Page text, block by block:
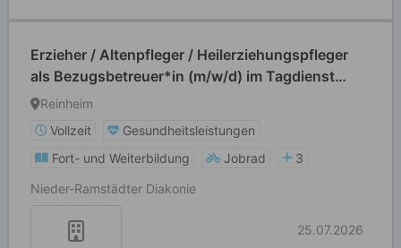
Erzieher / Altenpfleger / Heilerziehungspfleger
als Bezugsbetreuer*in (m/w/d) im Tagdienst
(Früh- und Spätdienste)
Reinheim
Vollzeit
Gesundheitsleistungen
Fort- und Weiterbildung
Jobrad
3
Nieder-Ramstädter Diakonie
25.07.2026